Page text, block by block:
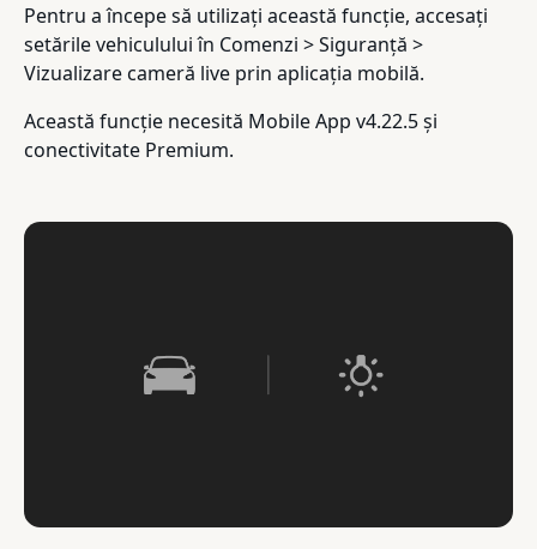
Pentru a începe să utilizați această funcție, accesați
setările vehiculului în Comenzi > Siguranță >
Vizualizare cameră live prin aplicația mobilă.
Această funcție necesită Mobile App v4.22.5 și
conectivitate Premium.